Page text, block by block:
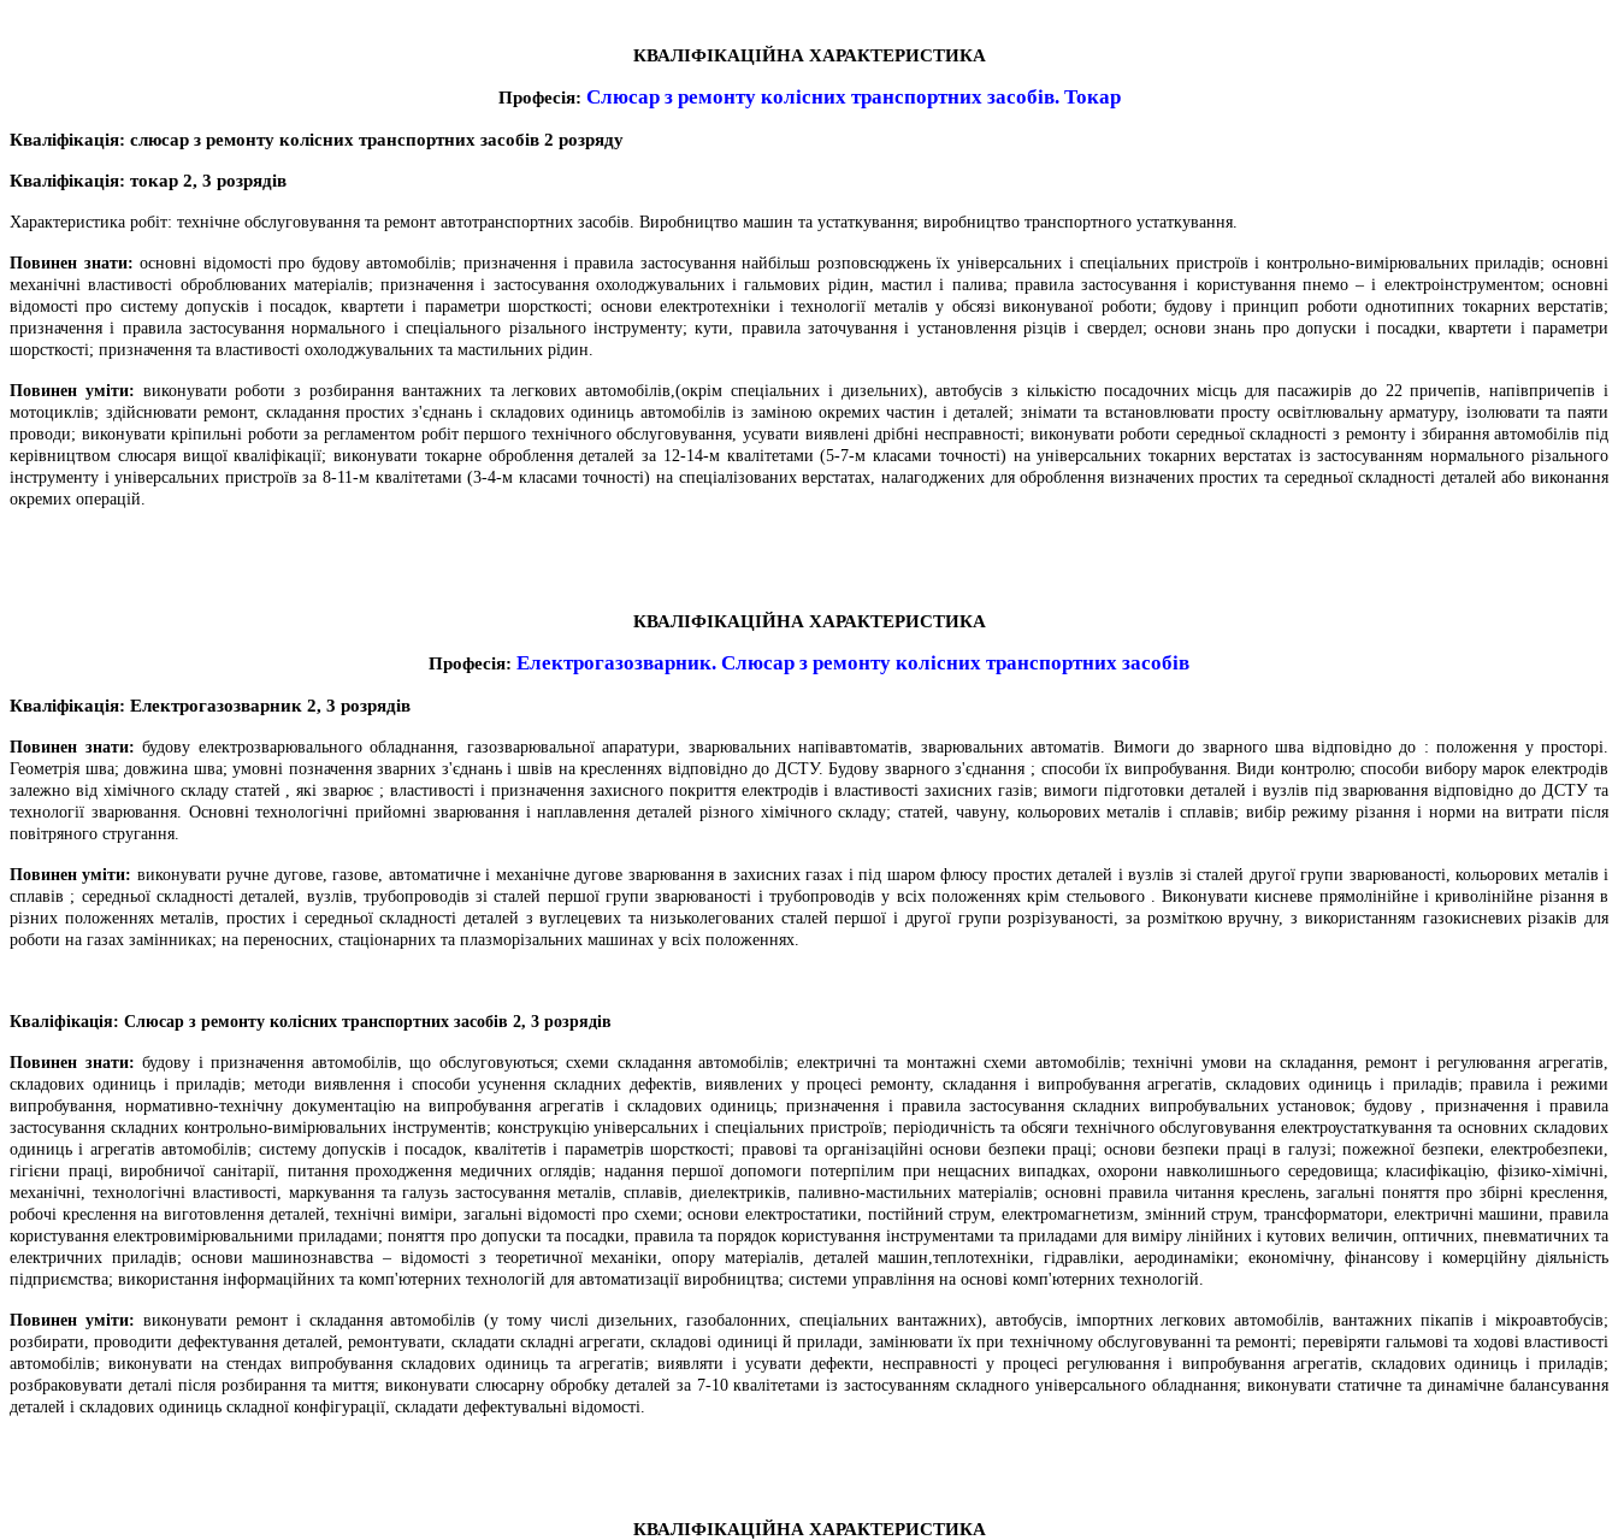
КВАЛІФІКАЦІЙНА ХАРАКТЕРИСТИКА
Професія: Слюсар з ремонту колісних транспортних засобів. Токар
Кваліфікація: слюсар з ремонту колісних транспортних засобів 2 розряду
Кваліфікація: токар 2, 3 розрядів
Характеристика робіт: технічне обслуговування та ремонт автотранспортних засобів. Виробництво машин та устаткування; виробництво транспортного устаткування.
Повинен знати: основні відомості про будову автомобілів; призначення і правила застосування найбільш розповсюджень їх універсальних і спеціальних пристроїв і контрольно-вимірювальних приладів; основні
механічні властивості оброблюваних матеріалів; призначення і застосування охолоджувальних і гальмових рідин, мастил і палива; правила застосування і користування пнемо – і електроінструментом; основні
відомості про систему допусків і посадок, квартети і параметри шорсткості; основи електротехніки і технології металів у обсязі виконуваної роботи; будову і принцип роботи однотипних токарних верстатів;
призначення і правила застосування нормального і спеціального різального інструменту; кути, правила заточування і установлення різців і свердел; основи знань про допуски і посадки, квартети і параметри
шорсткості; призначення та властивості охолоджувальних та мастильних рідин.
Повинен уміти: виконувати роботи з розбирання вантажних та легкових автомобілів,(окрім спеціальних і дизельних), автобусів з кількістю посадочних місць для пасажирів до 22 причепів, напівпричепів і
мотоциклів; здійснювати ремонт, складання простих з'єднань і складових одиниць автомобілів із заміною окремих частин і деталей; знімати та встановлювати просту освітлювальну арматуру, ізолювати та паяти
проводи; виконувати кріпильні роботи за регламентом робіт першого технічного обслуговування, усувати виявлені дрібні несправності; виконувати роботи середньої складності з ремонту і збирання автомобілів під
керівництвом слюсаря вищої кваліфікації; виконувати токарне оброблення деталей за 12-14-м квалітетами (5-7-м класами точності) на універсальних токарних верстатах із застосуванням нормального різального
інструменту і універсальних пристроїв за 8-11-м квалітетами (3-4-м класами точності) на спеціалізованих верстатах, налагоджених для оброблення визначених простих та середньої складності деталей або виконання
окремих операцій.
КВАЛІФІКАЦІЙНА ХАРАКТЕРИСТИКА
Професія: Електрогазозварник. Слюсар з ремонту колісних транспортних засобів
Кваліфікація: Електрогазозварник 2, 3 розрядів
Повинен знати: будову електрозварювального обладнання, газозварювальної апаратури, зварювальних напівавтоматів, зварювальних автоматів. Вимоги до зварного шва відповідно до : положення у просторі.
Геометрія шва; довжина шва; умовні позначення зварних з'єднань і швів на кресленнях відповідно до ДСТУ. Будову зварного з'єднання ; способи їх випробування. Види контролю; способи вибору марок електродів
залежно від хімічного складу статей , які зварює ; властивості і призначення захисного покриття електродів і властивості захисних газів; вимоги підготовки деталей і вузлів під зварювання відповідно до ДСТУ та
технології зварювання. Основні технологічні прийомні зварювання і наплавлення деталей різного хімічного складу; статей, чавуну, кольорових металів і сплавів; вибір режиму різання і норми на витрати після
повітряного стругання.
Повинен уміти: виконувати ручне дугове, газове, автоматичне і механічне дугове зварювання в захисних газах і під шаром флюсу простих деталей і вузлів зі сталей другої групи зварюваності, кольорових металів і
сплавів ; середньої складності деталей, вузлів, трубопроводів зі сталей першої групи зварюваності і трубопроводів у всіх положеннях крім стельового . Виконувати кисневе прямолінійне і криволінійне різання в
різних положеннях металів, простих і середньої складності деталей з вуглецевих та низьколегованих сталей першої і другої групи розрізуваності, за розміткою вручну, з використанням газокисневих різаків для
роботи на газах замінниках; на переносних, стаціонарних та плазморізальних машинах у всіх положеннях.
Кваліфікація: Слюсар з ремонту колісних транспортних засобів 2, 3 розрядів
Повинен знати: будову і призначення автомобілів, що обслуговуються; схеми складання автомобілів; електричні та монтажні схеми автомобілів; технічні умови на складання, ремонт і регулювання агрегатів,
складових одиниць і приладів; методи виявлення і способи усунення складних дефектів, виявлених у процесі ремонту, складання і випробування агрегатів, складових одиниць і приладів; правила і режими
випробування, нормативно-технічну документацію на випробування агрегатів і складових одиниць; призначення і правила застосування складних випробувальних установок; будову , призначення і правила
застосування складних контрольно-вимірювальних інструментів; конструкцію універсальних і спеціальних пристроїв; періодичність та обсяги технічного обслуговування електроустаткування та основних складових
одиниць і агрегатів автомобілів; систему допусків і посадок, квалітетів і параметрів шорсткості; правові та організаційні основи безпеки праці; основи безпеки праці в галузі; пожежної безпеки, електробезпеки,
гігієни праці, виробничої санітарії, питання проходження медичних оглядів; надання першої допомоги потерпілим при нещасних випадках, охорони навколишнього середовища; класифікацію, фізико-хімічні,
механічні, технологічні властивості, маркування та галузь застосування металів, сплавів, диелектриків, паливно-мастильних матеріалів; основні правила читання креслень, загальні поняття про збірні креслення,
робочі креслення на виготовлення деталей, технічні виміри, загальні відомості про схеми; основи електростатики, постійний струм, електромагнетизм, змінний струм, трансформатори, електричні машини, правила
користування електровимірювальними приладами; поняття про допуски та посадки, правила та порядок користування інструментами та приладами для виміру лінійних і кутових величин, оптичних, пневматичних та
електричних приладів; основи машинознавства – відомості з теоретичної механіки, опору матеріалів, деталей машин,теплотехніки, гідравліки, аеродинаміки; економічну, фінансову і комерційну діяльність
підприємства; використання інформаційних та комп'ютерних технологій для автоматизації виробництва; системи управління на основі комп'ютерних технологій.
Повинен уміти: виконувати ремонт і складання автомобілів (у тому числі дизельних, газобалонних, спеціальних вантажних), автобусів, імпортних легкових автомобілів, вантажних пікапів і мікроавтобусів;
розбирати, проводити дефектування деталей, ремонтувати, складати складні агрегати, складові одиниці й прилади, замінювати їх при технічному обслуговуванні та ремонті; перевіряти гальмові та ходові властивості
автомобілів; виконувати на стендах випробування складових одиниць та агрегатів; виявляти і усувати дефекти, несправності у процесі регулювання і випробування агрегатів, складових одиниць і приладів;
розбраковувати деталі після розбирання та миття; виконувати слюсарну обробку деталей за 7-10 квалітетами із застосуванням складного універсального обладнання; виконувати статичне та динамічне балансування
деталей і складових одиниць складної конфігурації, складати дефектувальні відомості.
КВАЛІФІКАЦІЙНА ХАРАКТЕРИСТИКА